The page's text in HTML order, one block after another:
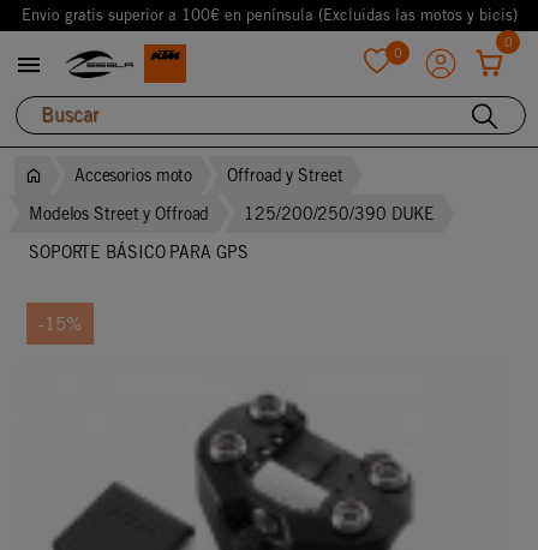
Envio gratis superior a 100€ en península (Excluidas las motos y bicis)
 0
0
Accesorios moto
Offroad y Street
Modelos Street y Offroad
125/200/250/390 DUKE
SOPORTE BÁSICO PARA GPS
-15%